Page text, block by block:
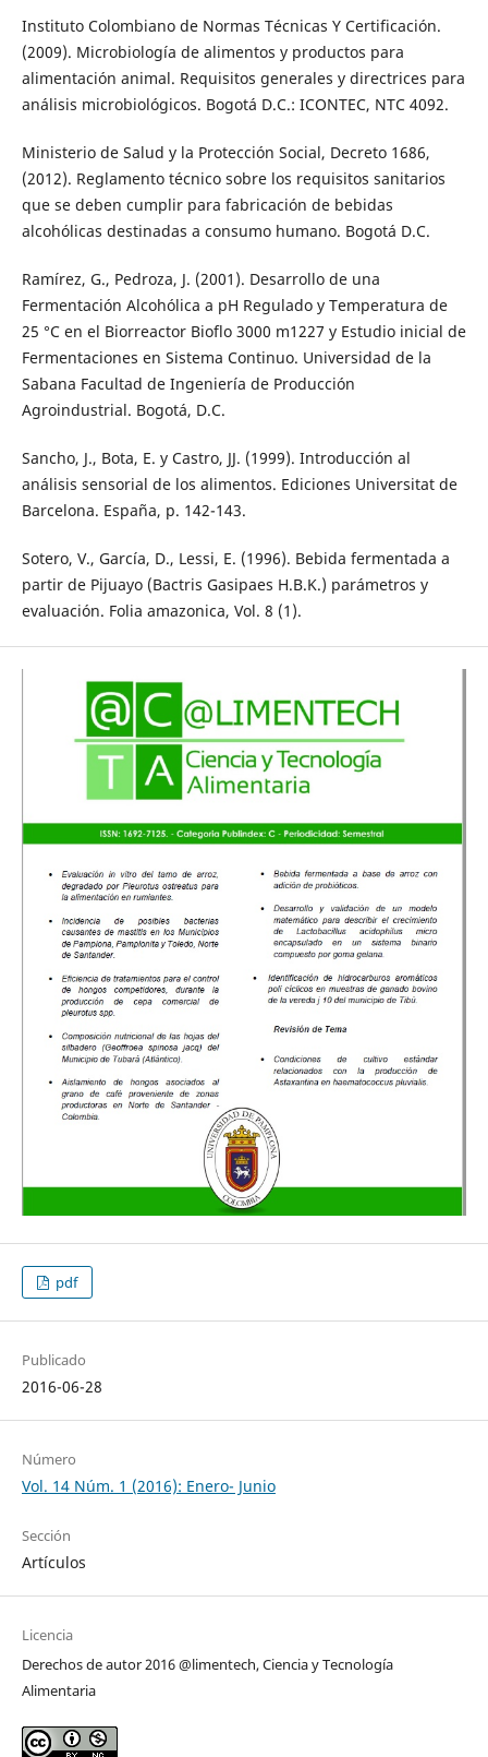
Instituto Colombiano de Normas Técnicas Y Certificación.
(2009). Microbiología de alimentos y productos para
alimentación animal. Requisitos generales y directrices para
análisis microbiológicos. Bogotá D.C.: ICONTEC, NTC 4092.
Ministerio de Salud y la Protección Social, Decreto 1686,
(2012). Reglamento técnico sobre los requisitos sanitarios
que se deben cumplir para fabricación de bebidas
alcohólicas destinadas a consumo humano. Bogotá D.C.
Ramírez, G., Pedroza, J. (2001). Desarrollo de una
Fermentación Alcohólica a pH Regulado y Temperatura de
25 °C en el Biorreactor Bioflo 3000 m1227 y Estudio inicial de
Fermentaciones en Sistema Continuo. Universidad de la
Sabana Facultad de Ingeniería de Producción
Agroindustrial. Bogotá, D.C.
Sancho, J., Bota, E. y Castro, JJ. (1999). Introducción al
análisis sensorial de los alimentos. Ediciones Universitat de
Barcelona. España, p. 142-143.
Sotero, V., García, D., Lessi, E. (1996). Bebida fermentada a
partir de Pijuayo (Bactris Gasipaes H.B.K.) parámetros y
evaluación. Folia amazonica, Vol. 8 (1).
pdf
Publicado
2016-06-28
Número
Vol. 14 Núm. 1 (2016): Enero- Junio
Sección
Artículos
Licencia
Derechos de autor 2016 @limentech, Ciencia y Tecnología
Alimentaria